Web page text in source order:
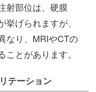
射部位は、硬膜
げられますが、
なり、MRIやCTの
とがあります。
テーション